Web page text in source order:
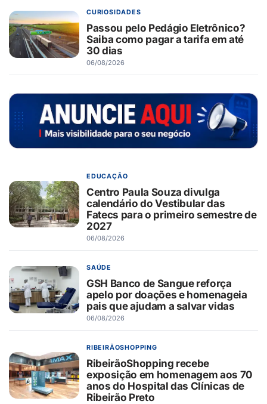
CURIOSIDADES
Passou pelo Pedágio Eletrônico?
Saiba como pagar a tarifa em até
30 dias
06/08/2026
EDUCAÇÃO
Centro Paula Souza divulga
calendário do Vestibular das
Fatecs para o primeiro semestre de
2027
06/08/2026
SAÚDE
GSH Banco de Sangue reforça
apelo por doações e homenageia
pais que ajudam a salvar vidas
06/08/2026
RIBEIRÃOSHOPPING
RibeirãoShopping recebe
exposição em homenagem aos 70
anos do Hospital das Clínicas de
Ribeirão Preto